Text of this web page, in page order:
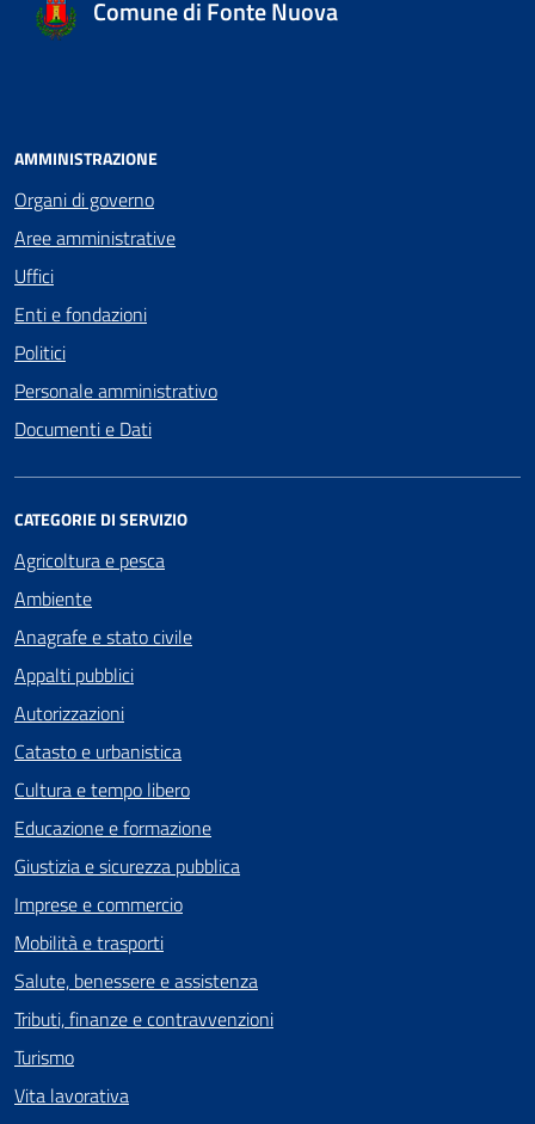
Comune di Fonte Nuova
AMMINISTRAZIONE
Organi di governo
Aree amministrative
Uffici
Enti e fondazioni
Politici
Personale amministrativo
Documenti e Dati
CATEGORIE DI SERVIZIO
Agricoltura e pesca
Ambiente
Anagrafe e stato civile
Appalti pubblici
Autorizzazioni
Catasto e urbanistica
Cultura e tempo libero
Educazione e formazione
Giustizia e sicurezza pubblica
Imprese e commercio
Mobilità e trasporti
Salute, benessere e assistenza
Tributi, finanze e contravvenzioni
Turismo
Vita lavorativa